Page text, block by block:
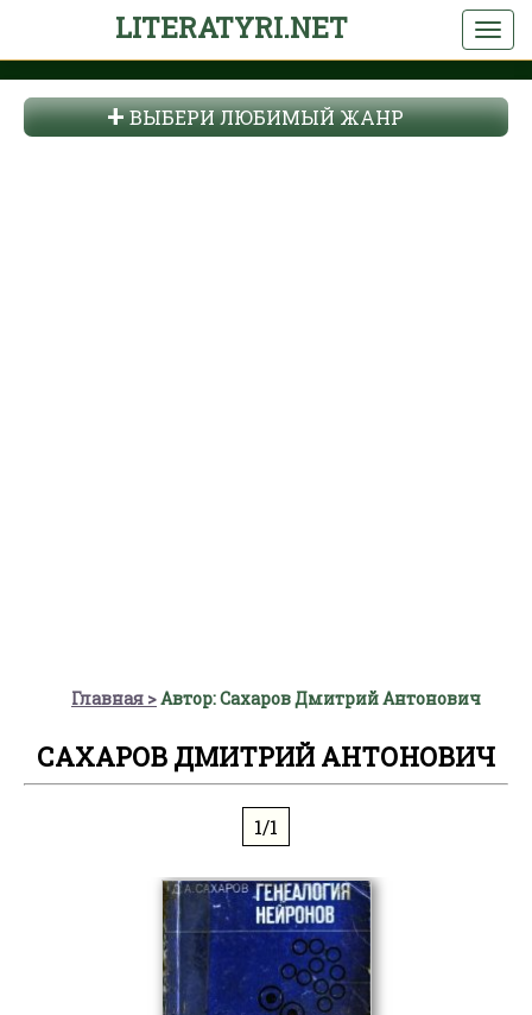
LITERATYRI.NET
ВЫБЕРИ ЛЮБИМЫЙ ЖАНР
Главная Автор: Сахаров Дмитрий Антонович
САХАРОВ ДМИТРИЙ АНТОНОВИЧ
1/1